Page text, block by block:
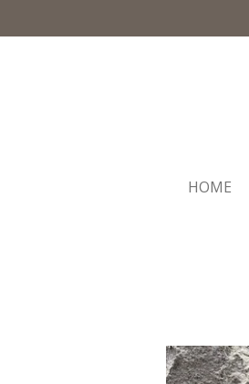
direct
HOME